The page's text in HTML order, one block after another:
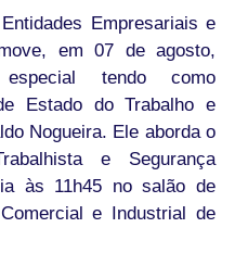
Empresariais e
em 07 de agosto,
especial tendo como
Estado do Trabalho e
Nogueira. Ele aborda o
e Segurança
às 11h45 no salão de
e Industrial de